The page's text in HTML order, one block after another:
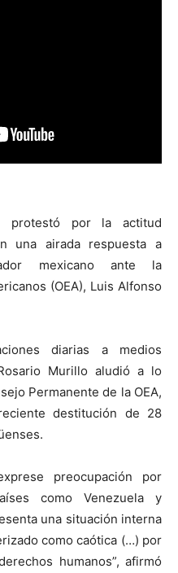
protestó por la actitud
una airada respuesta a
mexicano ante la
(OEA), Luis Alfonso
diarias a medios
Murillo aludió a lo
Permanente de la OEA,
destitución de 28
preocupación por
como Venezuela y
una situación interna
como caótica (…) por
humanos”, afirmó